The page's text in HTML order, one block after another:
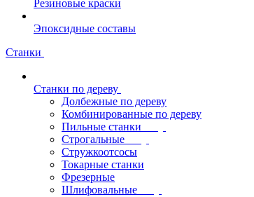
Резиновые краски
Эпоксидные составы
Станки
Станки по дереву
Долбежные по дереву
Комбинированные по дереву
Пильные станки
Строгальные
Стружкоотсосы
Токарные станки
Фрезерные
Шлифовальные